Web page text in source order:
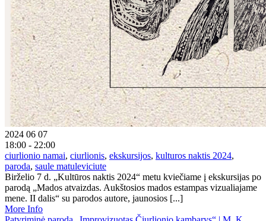
2024 06 07
18:00 - 22:00
ciurlionio namai, ciurlionis, ekskursijos, kulturos naktis 2024,
paroda, saule matuleviciute
Birželio 7 d. „Kultūros naktis 2024“ metu kviečiame į ekskursijas po
parodą „Mados atvaizdas. Aukštosios mados estampas vizualiajame
mene. II dalis“ su parodos autore, jaunosios [...]
More Info